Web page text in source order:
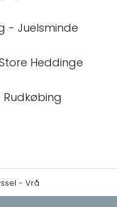
- Juelsminde
Heddinge
- Vrå